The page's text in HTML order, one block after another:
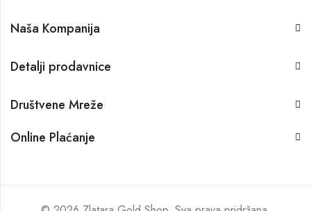
Naša Kompanija
Detalji prodavnice
Društvene Mreže
Online Plaćanje